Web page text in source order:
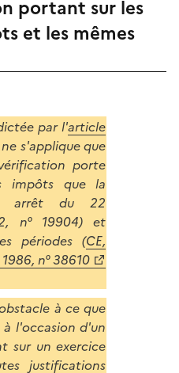
portant sur les
et les mêmes
par l'article
ne s'applique que
porte
impôts que la
arrêt du 22
n° 19904) et
périodes (CE,
n° 38610
à ce que
à l'occasion d'un
sur un exercice
justifications